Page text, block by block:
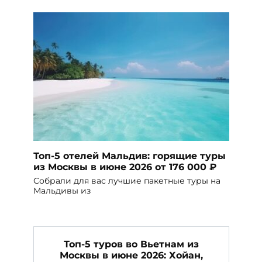
Топ-5 отелей Мальдив: горящие туры
из Москвы в июне 2026 от 176 000 ₽
Собрали для вас лучшие пакетные туры на
Мальдивы из
Топ-5 туров во Вьетнам из
Москвы в июне 2026: Хойан,